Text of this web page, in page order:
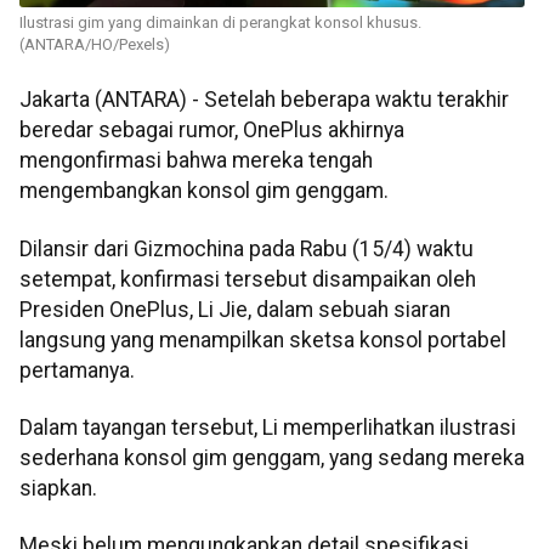
Ilustrasi gim yang dimainkan di perangkat konsol khusus.
(ANTARA/HO/Pexels)
Jakarta (ANTARA) - Setelah beberapa waktu terakhir
beredar sebagai rumor, OnePlus akhirnya
mengonfirmasi bahwa mereka tengah
mengembangkan konsol gim genggam.
Dilansir dari Gizmochina pada Rabu (15/4) waktu
setempat, konfirmasi tersebut disampaikan oleh
Presiden OnePlus, Li Jie, dalam sebuah siaran
langsung yang menampilkan sketsa konsol portabel
pertamanya.
Dalam tayangan tersebut, Li memperlihatkan ilustrasi
sederhana konsol gim genggam, yang sedang mereka
siapkan.